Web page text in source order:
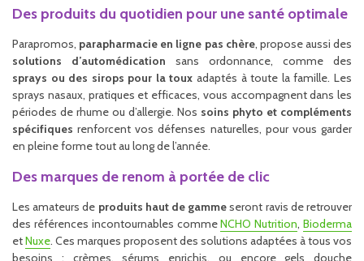
Des produits du quotidien pour une santé optimale
Parapromos, parapharmacie en ligne pas chère, propose aussi des
solutions d’automédication sans ordonnance, comme des
sprays ou des sirops pour la toux adaptés à toute la famille. Les
sprays nasaux, pratiques et efficaces, vous accompagnent dans les
périodes de rhume ou d’allergie. Nos soins phyto et compléments
spécifiques renforcent vos défenses naturelles, pour vous garder
en pleine forme tout au long de l’année.
Des marques de renom à portée de clic
Les amateurs de produits haut de gammeseront ravis de retrouver
des références incontournables commeNCHO Nutrition,Bioderma
etNuxe. Ces marques proposent des solutions adaptées à tous vos
besoins : crèmes, sérums enrichis, ou encore gels douche